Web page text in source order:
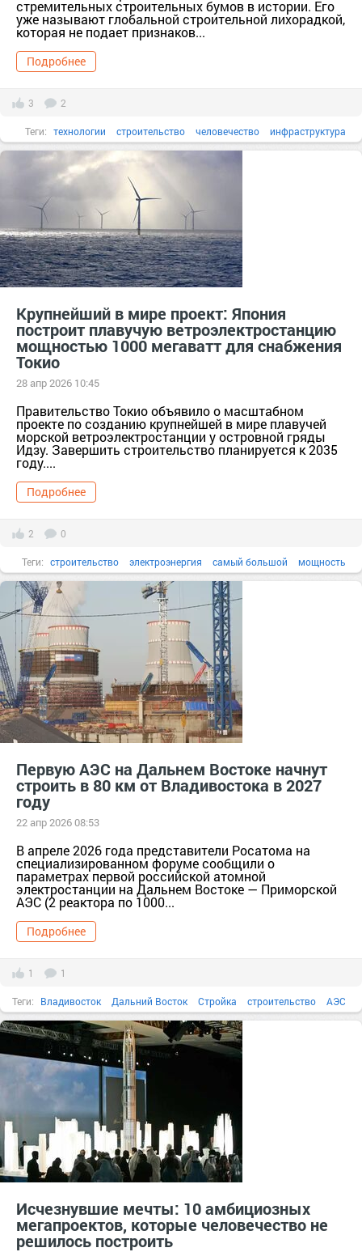
стремительных строительных бумов в истории. Его
уже называют глобальной строительной лихорадкой,
которая не подает признаков...
Подробнее
3 2
Теги: технологии строительство человечество инфраструктура
строительный бум
Крупнейший в мире проект: Япония
построит плавучую ветроэлектростанцию
мощностью 1000 мегаватт для снабжения
Токио
28 апр 2026 10:45
Правительство Токио объявило о масштабном
проекте по созданию крупнейшей в мире плавучей
морской ветроэлектростанции у островной гряды
Идзу. Завершить строительство планируется к 2035
году....
Подробнее
2 0
Теги: строительство электроэнергия самый большой мощность
масштабный проект ветроэлектростанция
Первую АЭС на Дальнем Востоке начнут
строить в 80 км от Владивостока в 2027
году
22 апр 2026 08:53
В апреле 2026 года представители Росатома на
специализированном форуме сообщили о
параметрах первой российской атомной
электростанции на Дальнем Востоке — Приморской
АЭС (2 реактора по 1000...
Подробнее
1 1
Теги: Владивосток Дальний Восток Стройка строительство АЭС
Исчезнувшие мечты: 10 амбициозных
мегапроектов, которые человечество не
решилось построить